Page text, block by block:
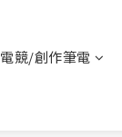
電競/創作筆電